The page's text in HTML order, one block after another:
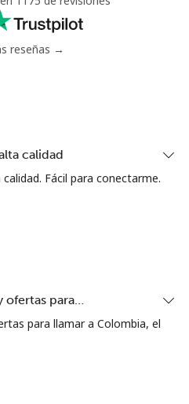
reseñas →
calidad
Fácil para conectarme.
ofertas para…
para llamar a Colombia, el